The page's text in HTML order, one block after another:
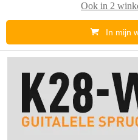
Ook in 2
In mijn